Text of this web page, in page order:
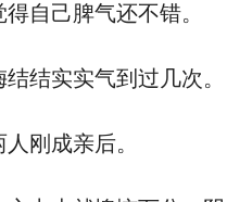
自己脾气还不错。
结实实气到过几次。
刚成亲后。